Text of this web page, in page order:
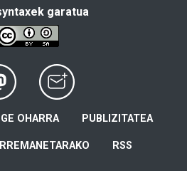
garatua
OHARRA PUBLIZITATEA
RSS